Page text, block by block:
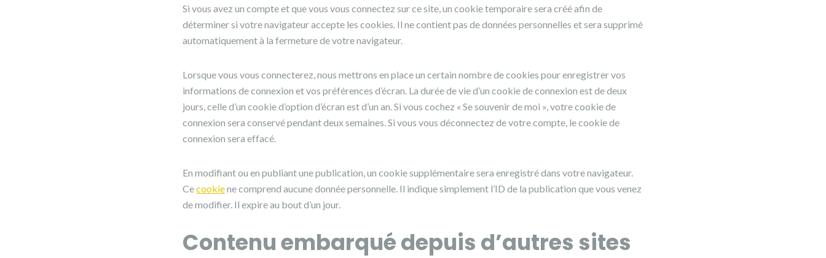
Si vous avez un compte et que vous vous connectez sur ce site, un cookie temporaire sera créé afin de
déterminer si votre navigateur accepte les cookies. Il ne contient pas de données personnelles et sera supprimé
automatiquement à la fermeture de votre navigateur.
Lorsque vous vous connecterez, nous mettrons en place un certain nombre de cookies pour enregistrer vos
informations de connexion et vos préférences d’écran. La durée de vie d’un cookie de connexion est de deux
jours, celle d’un cookie d’option d’écran est d’un an. Si vous cochez « Se souvenir de moi », votre cookie de
connexion sera conservé pendant deux semaines. Si vous vous déconnectez de votre compte, le cookie de
connexion sera effacé.
En modifiant ou en publiant une publication, un cookie supplémentaire sera enregistré dans votre navigateur.
Cecookiene comprend aucune donnée personnelle. Il indique simplement l’ID de la publication que vous venez
de modifier. Il expire au bout d’un jour.
Contenu embarqué depuis d’autres sites